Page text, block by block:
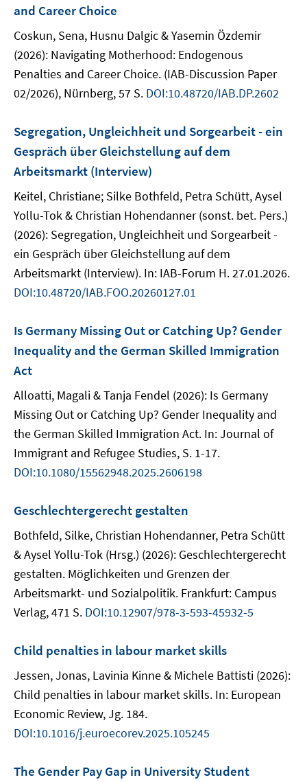
and Career Choice
Coskun, Sena, Husnu Dalgic & Yasemin Özdemir
(2026): Navigating Motherhood: Endogenous
Penalties and Career Choice. (IAB-Discussion Paper
02/2026), Nürnberg, 57 S. DOI:10.48720/IAB.DP.2602
Segregation, Ungleichheit und Sorgearbeit - ein
Gespräch über Gleichstellung auf dem
Arbeitsmarkt (Interview)
Keitel, Christiane; Silke Bothfeld, Petra Schütt, Aysel
Yollu-Tok & Christian Hohendanner (sonst. bet. Pers.)
(2026): Segregation, Ungleichheit und Sorgearbeit -
ein Gespräch über Gleichstellung auf dem
Arbeitsmarkt (Interview). In: IAB-Forum H. 27.01.2026.
DOI:10.48720/IAB.FOO.20260127.01
Is Germany Missing Out or Catching Up? Gender
Inequality and the German Skilled Immigration
Act
Alloatti, Magali & Tanja Fendel (2026): Is Germany
Missing Out or Catching Up? Gender Inequality and
the German Skilled Immigration Act. In: Journal of
Immigrant and Refugee Studies, S. 1-17.
DOI:10.1080/15562948.2025.2606198
Geschlechtergerecht gestalten
Bothfeld, Silke, Christian Hohendanner, Petra Schütt
& Aysel Yollu-Tok (Hrsg.) (2026): Geschlechtergerecht
gestalten. Möglichkeiten und Grenzen der
Arbeitsmarkt- und Sozialpolitik. Frankfurt: Campus
Verlag, 471 S. DOI:10.12907/978-3-593-45932-5
Child penalties in labour market skills
Jessen, Jonas, Lavinia Kinne & Michele Battisti (2026):
Child penalties in labour market skills. In: European
Economic Review, Jg. 184.
DOI:10.1016/j.euroecorev.2025.105245
The Gender Pay Gap in University Student